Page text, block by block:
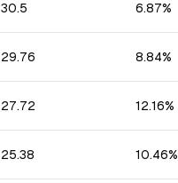
30.5 6.87%
29.76 8.84%
27.72 12.16%
25.38 10.46%